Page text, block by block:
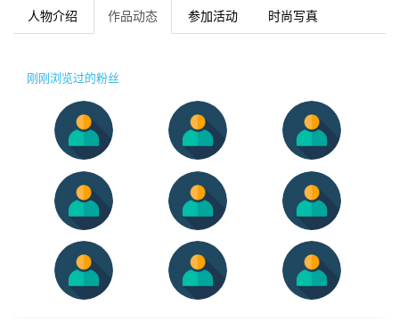
人物介绍 作品动态 参加活动 时尚写真
刚刚浏览过的粉丝